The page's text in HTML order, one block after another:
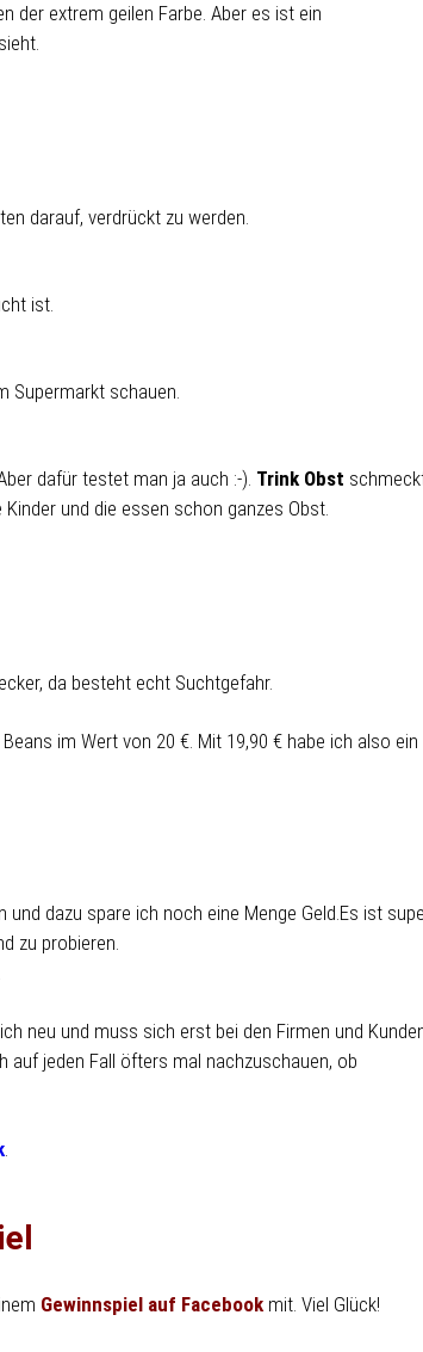
der extrem geilen Farbe. Aber es ist ein
darauf, verdrückt zu werden.
ist.
Supermarkt schauen.
dafür testet man ja auch :-). Trink Obst
und die essen schon ganzes Obst.
da besteht echt Suchtgefahr.
im Wert von 20 €. Mit 19,90 € habe ich also ein
dazu spare ich noch eine Menge Geld.Es ist
zu probieren.
neu und muss sich erst bei den Firmen und
auf jeden Fall öfters mal nachzuschauen, ob
.
Gewinnspiel auf Facebookmit. Viel Glück!